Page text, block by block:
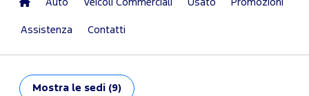
Auto Veicoli Commerciali Usato Promozioni
Assistenza Contatti
Mostra le sedi (9)